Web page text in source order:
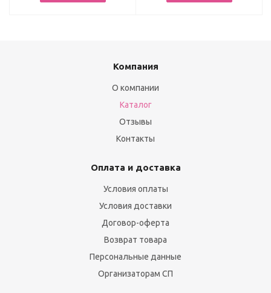
Компания
О компании
Каталог
Отзывы
Контакты
Оплата и доставка
Условия оплаты
Условия доставки
Договор-оферта
Возврат товара
Персональные данные
Организаторам СП